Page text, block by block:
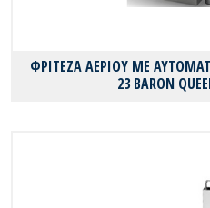
ΦΡΙΤΕΖΑ ΑΕΡΙΟΥ ΜΕ
23 BARON